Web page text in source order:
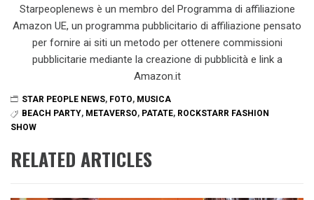
Starpeoplenews è un membro del Programma di affiliazione
Amazon UE, un programma pubblicitario di affiliazione pensato
per fornire ai siti un metodo per ottenere commissioni
pubblicitarie mediante la creazione di pubblicità e link a
Amazon.it
STAR PEOPLE NEWS, FOTO, MUSICA
BEACH PARTY, METAVERSO, PATATE, ROCKSTARR FASHION
SHOW
RELATED ARTICLES